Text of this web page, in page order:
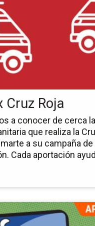
Cruz Roja
a conocer de cerca la
que realiza la
a su campaña de
Cada aportación